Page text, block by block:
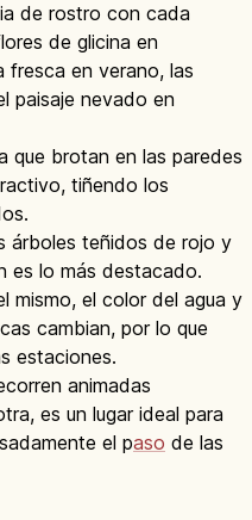
de rostro con cada
de glicina en
fresca en verano, las
paisaje nevado en
que brotan en las paredes
tiñendo los
árboles teñidos de rojo y
es lo más destacado.
mismo, el color del agua y
cambian, por lo que
estaciones.
animadas
es un lugar ideal para
el paso de las